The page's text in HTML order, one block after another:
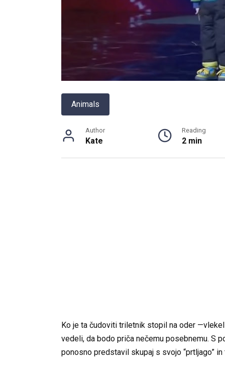
Animals
Author
Kate
Reading
2 min
Ko je ta čudoviti triletnik stopil na oder
vedeli, da bodo priča nečemu posebnemu. S
ponosno predstavil skupaj s svojo “prtljago”